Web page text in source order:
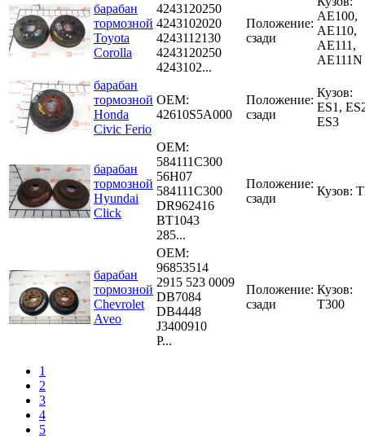
барабан
тормозной
Toyota
Corolla
4243120250
4243102020
4243112130
4243120250
4243102...
Положение:
сзади
AE100,
AE110,
AE111,
AE111N
барабан
тормозной
Honda
Civic Ferio
OEM:
42610S5A000
Положение:
сзади
Кузов:
ES1,
ES3
барабан
тормозной
Hyundai
Click
OEM:
584111C300
56H07
584111C300
DR962416
BT1043
285...
Положение:
сзади
Кузов:
барабан
тормозной
Chevrolet
Aveo
OEM:
96853514
2915 523 0009
DB7084
DB4448
J3400910
P...
Положение:
сзади
Кузов:
T300
1
2
3
4
5